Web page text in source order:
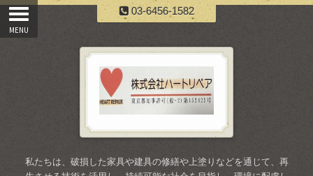
03-6456-1582
私たちは、破損した家具や建具の修繕や上塗りなどを通じて、再